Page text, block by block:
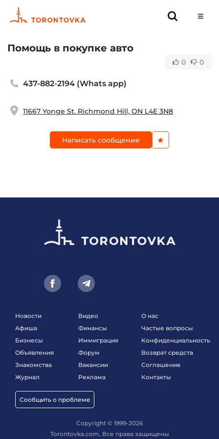
Помощь в покупке авто
0 0
437-882-2194 (Whats app)
11667 Yonge St. Richmond Hill, ON L4E 3N8
Написать сообщение
Новости
Афиша
Бизнесы
Объявления
Знакомства
Журнал
Сообщить о проблеме
Видео
Финансы
Иммиграция
Форум
Вакансии
Реклама
О нас
Частые вопросы
Конфиденциальность
Возврат средств
Соглашение
Контакты
Copyright © 1999-2026
Torontovka.com, Все права защищены